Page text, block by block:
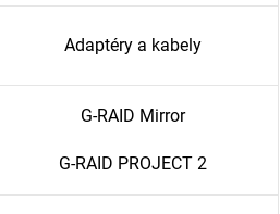
Adaptéry a kabely
G-RAID Mirror
G-RAID PROJECT 2